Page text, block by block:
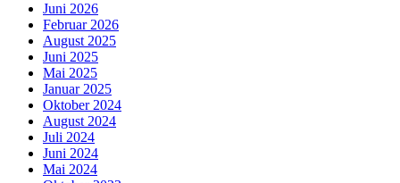
Juni 2026
Februar 2026
August 2025
Juni 2025
Mai 2025
Januar 2025
Oktober 2024
August 2024
Juli 2024
Juni 2024
Mai 2024